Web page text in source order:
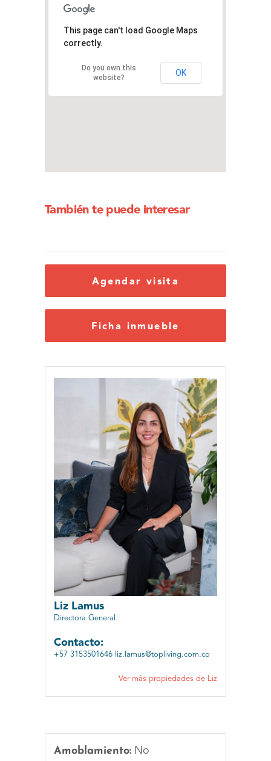
This page can't load Google Maps
correctly.
Do you own this
website?
OK
También te puede interesar
Agendar visita
Ficha inmueble
Liz Lamus
Directora General
Contacto:
+57 3153501646 liz.lamus@topliving.com.co
Ver más propiedades de Liz
Amoblamiento: No